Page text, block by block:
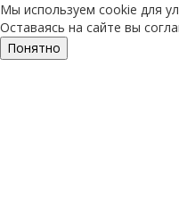
Мы используем cookie для
Оставаясь на сайте вы
Понятно